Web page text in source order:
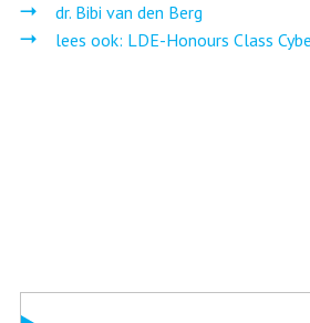
dr. Bibi van den Berg
lees ook: LDE-Honours Class